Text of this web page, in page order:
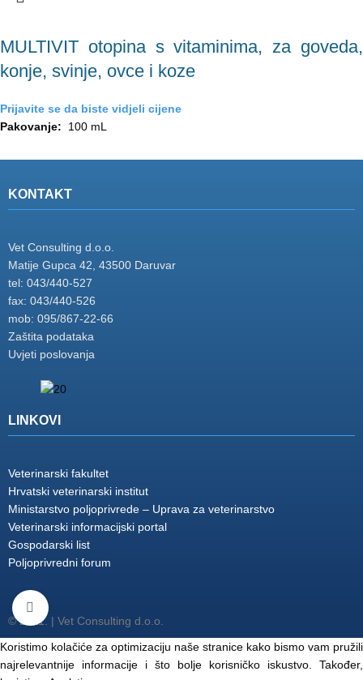
Click to enlarge
MULTIVIT otopina s vitaminima, za goveda,
konje, svinje, ovce i koze
Prijavite se da biste vidjeli cijene
Pakovanje:
100 mL
KONTAKT
Vet Consulting d.o.o.
Matije Gupca 42, 43500 Daruvar
tel: 043/440-527
fax: 043/440-526
mob: 095/867-22-66
Zaštita podataka
Uvjeti poslovanja
LINKOVI
Veterinarski fakultet
Hrvatski veterinarski institut
Ministarstvo poljoprivrede – Uprava za veterinarstvo
Veterinarski informacijski portal
Gospodarski list
Poljoprivredni forum
© 2011. | Vet Consulting d.o.o.
Koristimo kolačiće za optimizaciju naše stranice kako bismo vam pružili
najrelevantnije informacije i što bolje korisničko iskustvo. Također,